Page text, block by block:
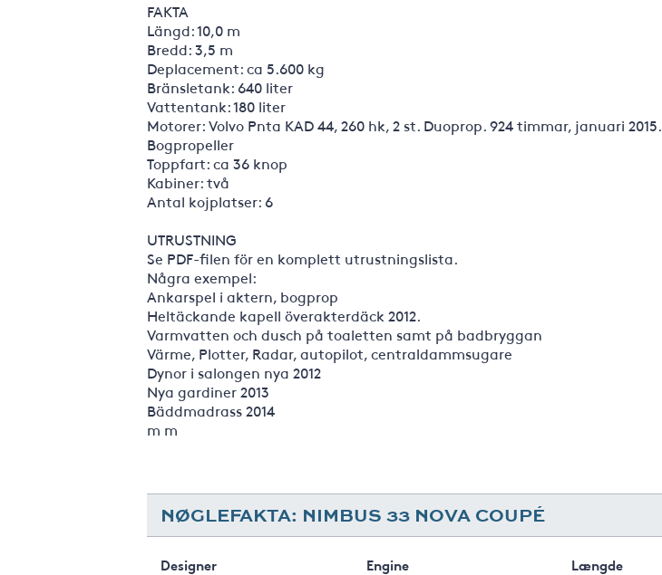
FAKTA
Längd: 10,0 m
Bredd: 3,5 m
Deplacement: ca 5.600 kg
Bränsletank: 640 liter
Vattentank: 180 liter
Motorer: Volvo Pnta KAD 44, 260 hk, 2 st. Duoprop. 924 timmar, januari 2015.
Bogpropeller
Toppfart: ca 36 knop
Kabiner: två
Antal kojplatser: 6
UTRUSTNING
Se PDF-filen för en komplett utrustningslista.
Några exempel:
Ankarspel i aktern, bogprop
Heltäckande kapell överakterdäck 2012.
Varmvatten och dusch på toaletten samt på badbryggan
Värme, Plotter, Radar, autopilot, centraldammsugare
Dynor i salongen nya 2012
Nya gardiner 2013
Bäddmadrass 2014
m m
NØGLEFAKTA: NIMBUS 33 NOVA COUPÉ
Designer
Engine
Længde